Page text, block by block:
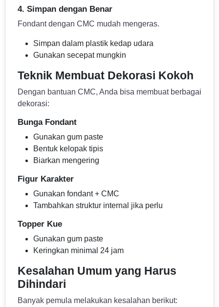
4. Simpan dengan Benar
Fondant dengan CMC mudah mengeras.
Simpan dalam plastik kedap udara
Gunakan secepat mungkin
Teknik Membuat Dekorasi Kokoh
Dengan bantuan CMC, Anda bisa membuat berbagai
dekorasi:
Bunga Fondant
Gunakan gum paste
Bentuk kelopak tipis
Biarkan mengering
Figur Karakter
Gunakan fondant + CMC
Tambahkan struktur internal jika perlu
Topper Kue
Gunakan gum paste
Keringkan minimal 24 jam
Kesalahan Umum yang Harus
Dihindari
Banyak pemula melakukan kesalahan berikut: